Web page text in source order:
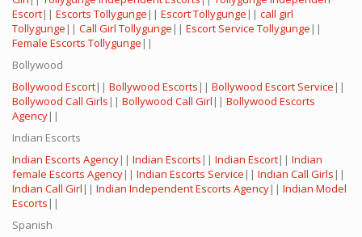
Escort|| Escorts Tollygunge || Escort Tollygunge || call girl
Tollygunge || Call Girl Tollygunge || Escort Service Tollygunge ||
Female Escorts Tollygunge ||
Bollywood
Bollywood Escort|| Bollywood Escorts || Bollywood Escort Service ||
Bollywood Call Girls || Bollywood Call Girl || Bollywood Escorts
Agency||
Indian Escorts
Indian Escorts Agency|| Indian Escorts || Indian Escort|| Indian
female Escorts Agency|| Indian Escorts Service || Indian Call Girls ||
Indian Call Girl || Indian Independent Escorts Agency|| Indian Model
Escorts ||
Spanish